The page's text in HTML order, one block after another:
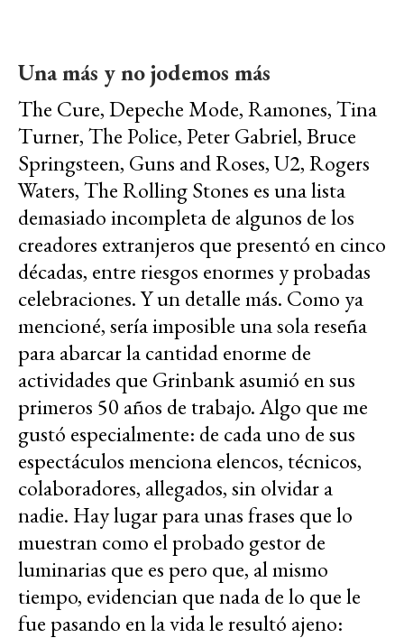
Una más y no jodemos más
The Cure, Depeche Mode, Ramones, Tina
Turner, The Police, Peter Gabriel, Bruce
Springsteen, Guns and Roses, U2, Rogers
Waters, The Rolling Stones es una lista
demasiado incompleta de algunos de los
creadores extranjeros que presentó en cinco
décadas, entre riesgos enormes y probadas
celebraciones. Y un detalle más. Como ya
mencioné, sería imposible una sola reseña
para abarcar la cantidad enorme de
actividades que Grinbank asumió en sus
primeros 50 años de trabajo. Algo que me
gustó especialmente: de cada uno de sus
espectáculos menciona elencos, técnicos,
colaboradores, allegados, sin olvidar a
nadie. Hay lugar para unas frases que lo
muestran como el probado gestor de
luminarias que es pero que, al mismo
tiempo, evidencian que nada de lo que le
fue pasando en la vida le resultó ajeno: